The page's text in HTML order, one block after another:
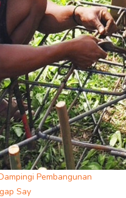
Pembangunan
Say